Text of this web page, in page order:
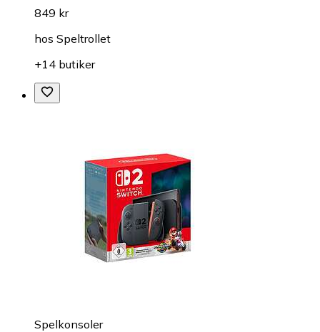
849 kr
hos Speltrollet
+14 butiker
Spelkonsoler